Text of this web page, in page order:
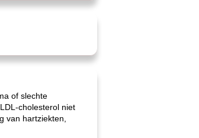
of slechte
cholesterol niet
van hartziekten,